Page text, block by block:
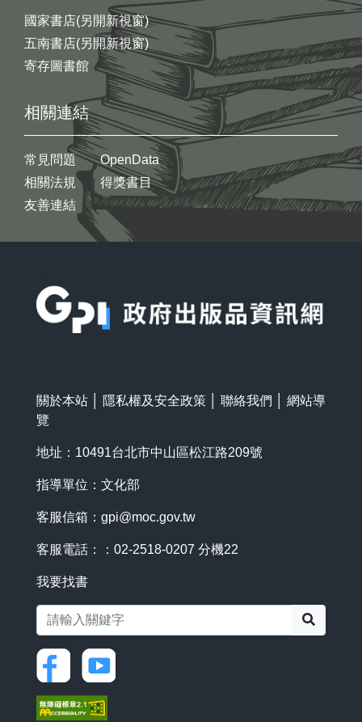
國家書店(另開新視窗)
五南書店(另開新視窗)
寄存圖書館
相關連結
常見問題
相關法規
友善連結
OpenData
得獎書目
關於本站 隱私權及安全政策 聯絡我們
網站導
覽
地址：10491台北市中山區松江路209號
指導單位：文化部
客服信箱： gpi@moc.gov.tw
客服電話：：02-2518-0207 分機22
我要找書